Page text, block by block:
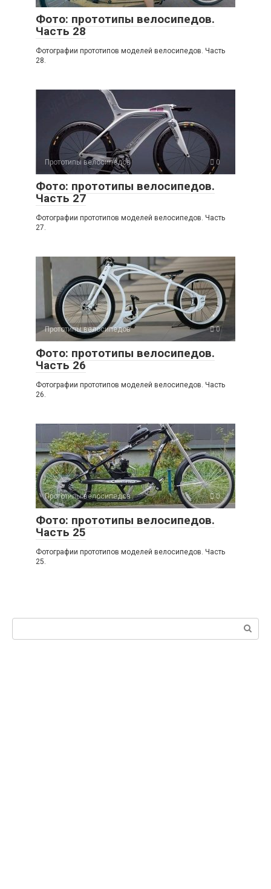
Фото: прототипы велосипедов.
Часть 28
Фотографии прототипов моделей велосипедов. Часть
28.
Прототипы велосипедов 0
Фото: прототипы велосипедов.
Часть 27
Фотографии прототипов моделей велосипедов. Часть
27.
Прототипы велосипедов 0
Фото: прототипы велосипедов.
Часть 26
Фотографии прототипов моделей велосипедов. Часть
26.
Прототипы велосипедов 0
Фото: прототипы велосипедов.
Часть 25
Фотографии прототипов моделей велосипедов. Часть
25.